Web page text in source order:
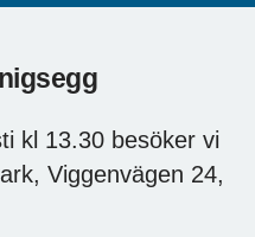
kl 13.30 besöker vi
Viggenvägen 24,